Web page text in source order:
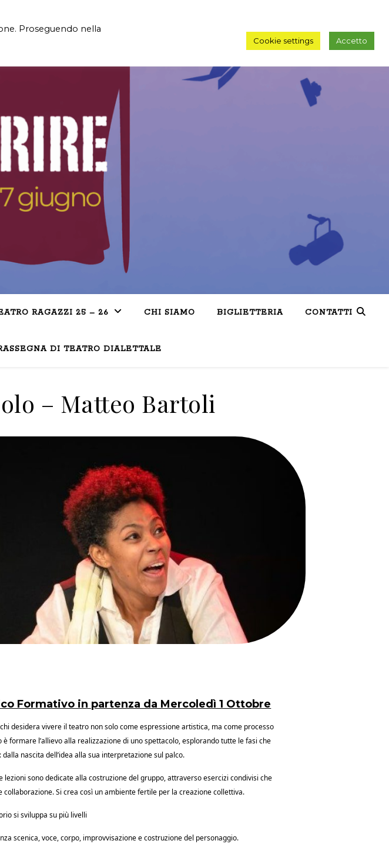
RAGAZZI 25 – 26 CHI SIAMO BIGLIETTERIA CONTATTI
DI TEATRO DIALETTALE
– Matteo Bartoli
Formativo in partenza da Mercoledì 1 Ottobre
desidera vivere il teatro non solo come espressione artistica, ma come processo
è formare l’allievo alla realizzazione di uno spettacolo, esplorando tutte le fasi che
nascita dell’idea alla sua interpretazione sul palco.
lezioni sono dedicate alla costruzione del gruppo, attraverso esercizi condivisi che
collaborazione. Si crea così un ambiente fertile per la creazione collettiva.
si sviluppa su più livelli
scenica, voce, corpo, improvvisazione e costruzione del personaggio.
Proseguendo nella
Cookie settings Accetto